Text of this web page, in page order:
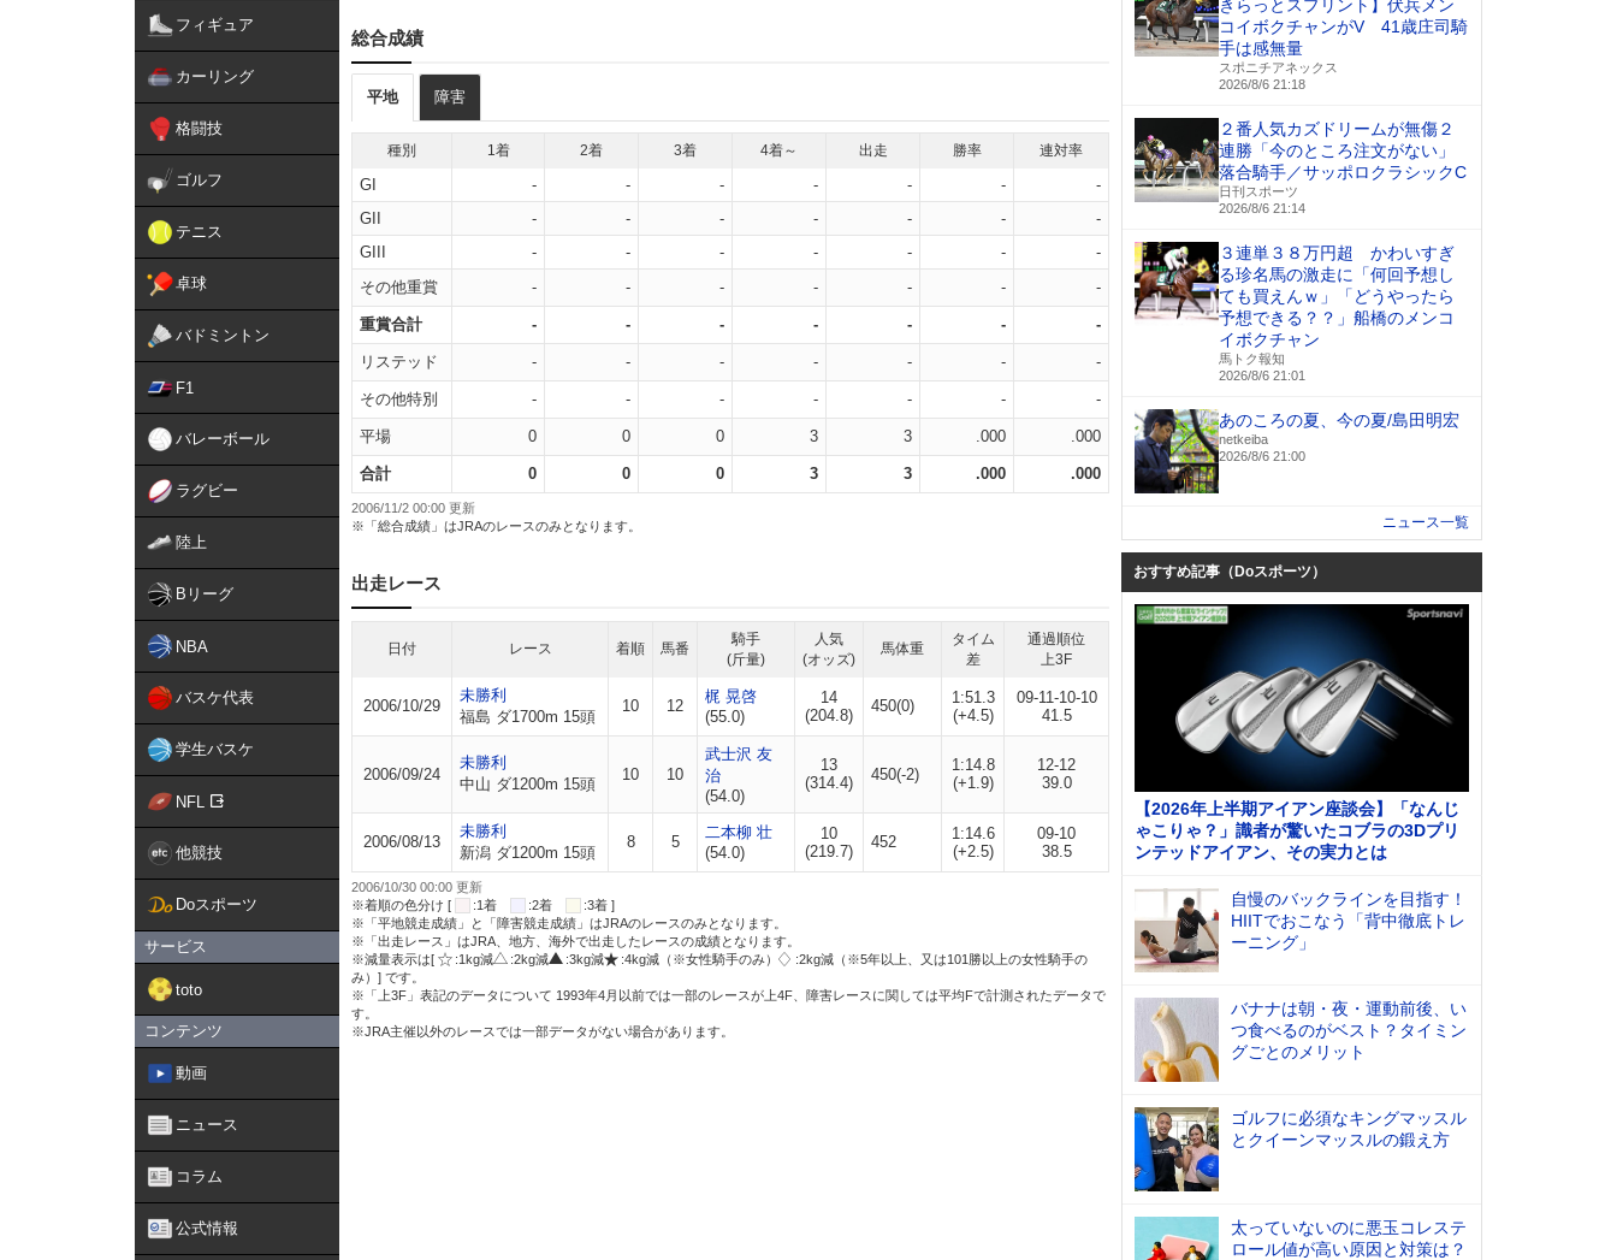
フィギュア
カーリング
格闘技
ゴルフ
テニス
卓球
バドミントン
F1
バレーボール
ラグビー
陸上
Bリーグ
NBA
バスケ代表
学生バスケ
NFL
他競技
Doスポーツ
サービス
toto
コンテンツ
動画
ニュース
コラム
公式情報
総合成績
平地 障害
種別 1着 2着 3着 4着～ 出走 勝率 連対率
GI - - - - - -
-
GII
- - - - - -
-
GIII
- - - - - -
-
その他重賞
- - - - - - -
重賞合計 - - - - - - -
リステッド - - - - - - -
その他特別 - - - - - - -
平場 0 0 0 3 3 .000 .000
合計 0 0 0 3 3 .000 .000
2006/11/2 00:00 更新
※「総合成績」はJRAのレースのみとなります。
出走レース
日付 レース 着順 馬番
騎手
(斤量)
人気
(オッズ)
馬体重
タイム
差
通過順位
上3F
2006/10/29
未勝利
福島 ダ1700m 15頭
10 12
梶 晃啓
(55.0)
14
(204.8)
450(0)
1:51.3
(+4.5)
09-11-10-10
41.5
2006/09/24
未勝利
中山 ダ1200m 15頭
10 10
武士沢 友
治
(54.0)
13
(314.4)
450(-2)
1:14.8
(+1.9)
12-12
39.0
2006/08/13
未勝利
新潟 ダ1200m 15頭
8 5
二本柳 壮
(54.0)
10
(219.7)
452
1:14.6
(+2.5)
09-10
38.5
2006/10/30 00:00 更新
※着順の色分け [
:1着 :2着
:3着 ]
※「平地競走成績」と「障害競走成績」はJRAのレースのみとなります。
※「出走レース」はJRA、地方、海外で出走したレースの成績となります。
※減量表示は[
:1kg減 :2kg減 :3kg減 :4kg減（※女性騎手のみ）
:2kg減（※5年以上、又は101勝以上の女性騎手の
み）] です。
※「上3F」表記のデータについて 1993年4月以前では一部のレースが上4F、障害レースに関しては平均Fで計測されたデータで
す。
※JRA主催以外のレースでは一部データがない場合があります。
きらっとスプリント】伏兵メン
コイボクチャンがV 41歳庄司騎
手は感無量
スポニチアネックス
2026/8/6 21:18
２番人気カズドリームが無傷２
連勝「今のところ注文がない」
落合騎手／サッポロクラシックC
日刊スポーツ
2026/8/6 21:14
３連単３８万円超 かわいすぎ
る珍名馬の激走に「何回予想し
ても買えんｗ」「どうやったら
予想できる？？」船橋のメンコ
イボクチャン
馬トク報知
2026/8/6 21:01
あのころの夏、今の夏/島田明宏
netkeiba
2026/8/6 21:00
ニュース一覧
おすすめ記事（Doスポーツ）
【2026年上半期アイアン座談会】「なんじ
ゃこりゃ？」識者が驚いたコブラの3Dプリ
ンテッドアイアン、その実力とは
自慢のバックラインを目指す！
HIITでおこなう「背中徹底トレ
ーニング」
バナナは朝・夜・運動前後、い
つ食べるのがベスト？タイミン
グごとのメリット
ゴルフに必須なキングマッスル
とクイーンマッスルの鍛え方
太っていないのに悪玉コレステ
ロール値が高い原因と対策は？